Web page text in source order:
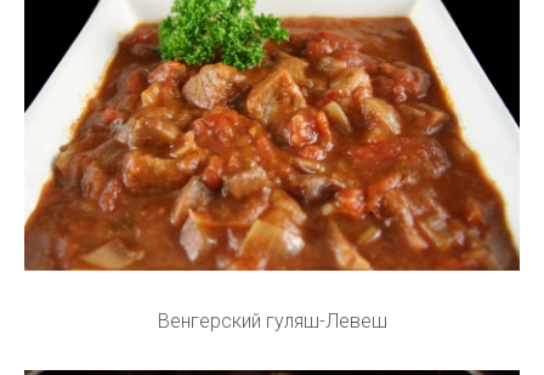
Венгерский гуляш-Левеш